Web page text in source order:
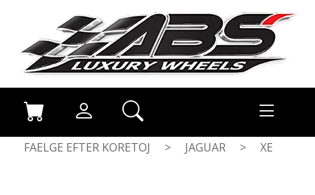
FAELGE EFTER KORETOJ > JAGUAR > XE